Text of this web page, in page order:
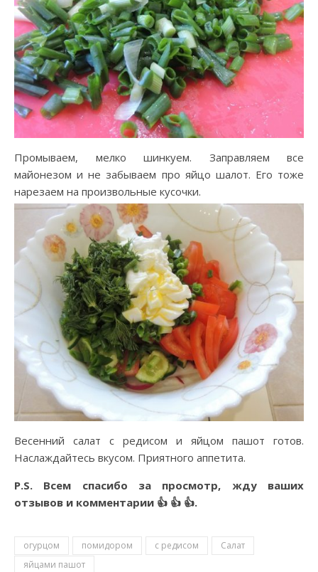
Промываем, мелко шинкуем. Заправляем все
майонезом и не забываем про яйцо шалот. Его тоже
нарезаем на произвольные кусочки.
Весенний салат с редисом и яйцом пашот готов.
Наслаждайтесь вкусом. Приятного аппетита.
P.S. Всем спасибо за просмотр, жду ваших
отзывов и комментарии 👍 👍 👍.
огурцом помидором с редисом
Салат
яйцами пашот